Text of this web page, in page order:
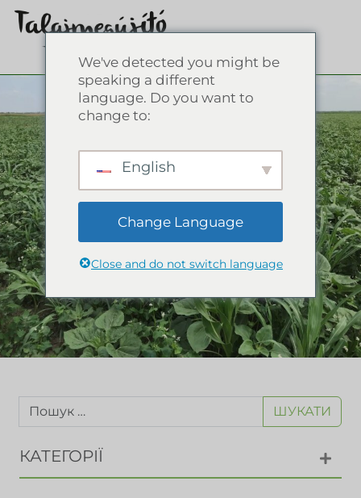
ШУКАТИ
КАТЕГОРІЇ
We've detected you might be
speaking a different
language. Do you want to
change to:
English
Change Language
Close and do not switch language